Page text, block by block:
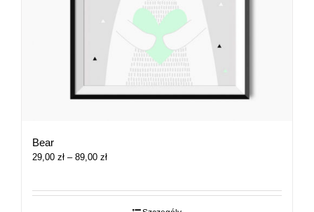
Bear
29,00 zł – 89,00 złZakres
29,00 zł